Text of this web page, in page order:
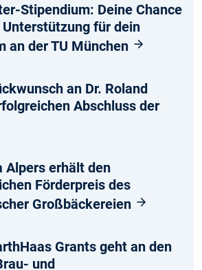
Stipendium: Deine Chance
für dein
an der TU München
an Dr. Roland
Abschluss der
Alpers erhält den
Förderpreis des
Großbäckereien
Grants geht an den
und